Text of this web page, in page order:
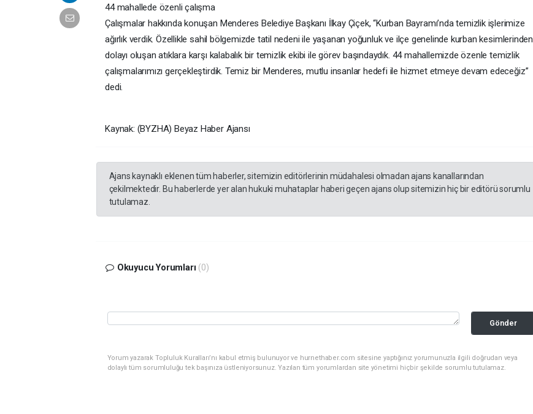
44 mahallede özenli çalışma
Çalışmalar hakkında konuşan Menderes Belediye Başkanı İlkay Çiçek, “Kurban Bayramı’nda temizlik işlerimize
ağırlık verdik. Özellikle sahil bölgemizde tatil nedeni ile yaşanan yoğunluk ve ilçe genelinde kurban kesimlerinden
dolayı oluşan atıklara karşı kalabalık bir temizlik ekibi ile görev başındaydık. 44 mahallemizde özenle temizlik
çalışmalarımızı gerçekleştirdik. Temiz bir Menderes, mutlu insanlar hedefi ile hizmet etmeye devam edeceğiz”
dedi.
Kaynak: (BYZHA) Beyaz Haber Ajansı
Ajans kaynaklı eklenen tüm haberler, sitemizin editörlerinin müdahalesi olmadan ajans kanallarından
çekilmektedir. Bu haberlerde yer alan hukuki muhataplar haberi geçen ajans olup sitemizin hiç bir editörü sorumlu
tutulamaz.
Okuyucu Yorumları (0)
Gönder
Yorum yazarak Topluluk Kuralları’nı kabul etmiş bulunuyor ve hurnethaber.com sitesine yaptığınız yorumunuzla ilgili doğrudan veya
dolaylı tüm sorumluluğu tek başınıza üstleniyorsunuz. Yazılan tüm yorumlardan site yönetimi hiçbir şekilde sorumlu tutulamaz.